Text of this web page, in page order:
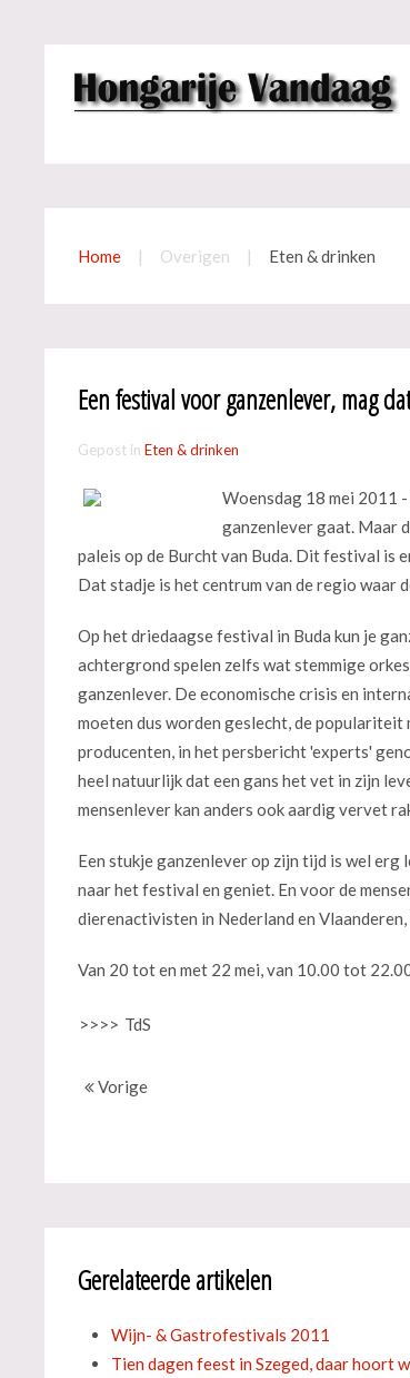
Home Overigen Eten & drinken
Een festival voor ganzenlever, mag
Gepost in Eten & drinken
Woensdag 18 mei 2011
ganzenlever gaat. Maar
paleis op de Burcht van Buda. Dit festival is
Dat stadje is het centrum van de regio waar
Op het driedaagse festival in Buda kun je
achtergrond spelen zelfs wat stemmige
ganzenlever. De economische crisis en
moeten dus worden geslecht, de
producenten, in het persbericht 'experts'
heel natuurlijk dat een gans het vet in zijn
mensenlever kan anders ook aardig vervet
Een stukje ganzenlever op zijn tijd is wel erg
naar het festival en geniet. En voor de
dierenactivisten in Nederland en
Van 20 tot en met 22 mei, van 10.00 tot
>>>> TdS
Vorige
Gerelateerde artikelen
Wijn- & Gastrofestivals 2011
Tien dagen feest in Szeged, daar hoort